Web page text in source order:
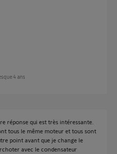
4 ans
réponse qui est très intéressante.
tous le même moteur et tous sont
point avant que je change le
avec le condensateur